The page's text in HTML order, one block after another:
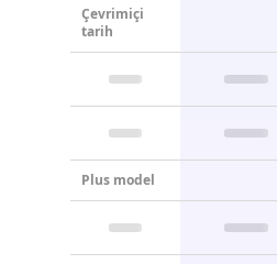
Çevrimiçi
tarih
Plus model